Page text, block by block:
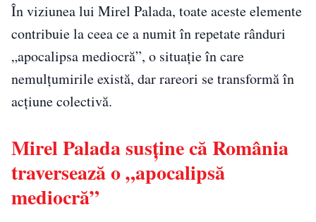
În viziunea lui Mirel Palada, toate aceste elemente
contribuie la ceea ce a numit în repetate rânduri
„apocalipsa mediocră”, o situație în care
nemulțumirile există, dar rareori se transformă în
acțiune colectivă.
Mirel Palada susține că România
traversează o „apocalipsă
mediocră”